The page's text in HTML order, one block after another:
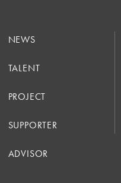
NEWS
TALENT
PROJECT
SUPPORTER
ADVISOR